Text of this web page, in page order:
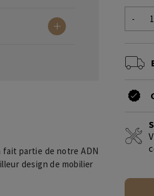
-
fait partie de notre ADN
design de mobilier